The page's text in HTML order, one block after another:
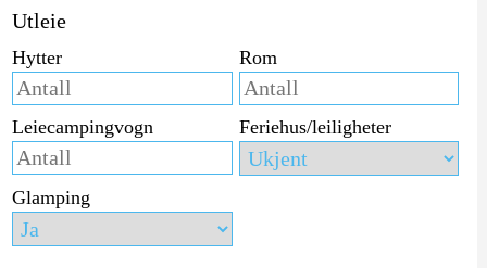
Utleie
Hytter Rom
Leiecampingvogn Feriehus/leiligheter
Glamping